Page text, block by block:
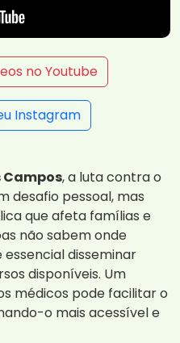
no Youtube
Instagram
Campos, a luta contra o
desafio pessoal, mas
que afeta famílias e
não sabem onde
essencial disseminar
disponíveis. Um
médicos pode facilitar o
o mais acessível e